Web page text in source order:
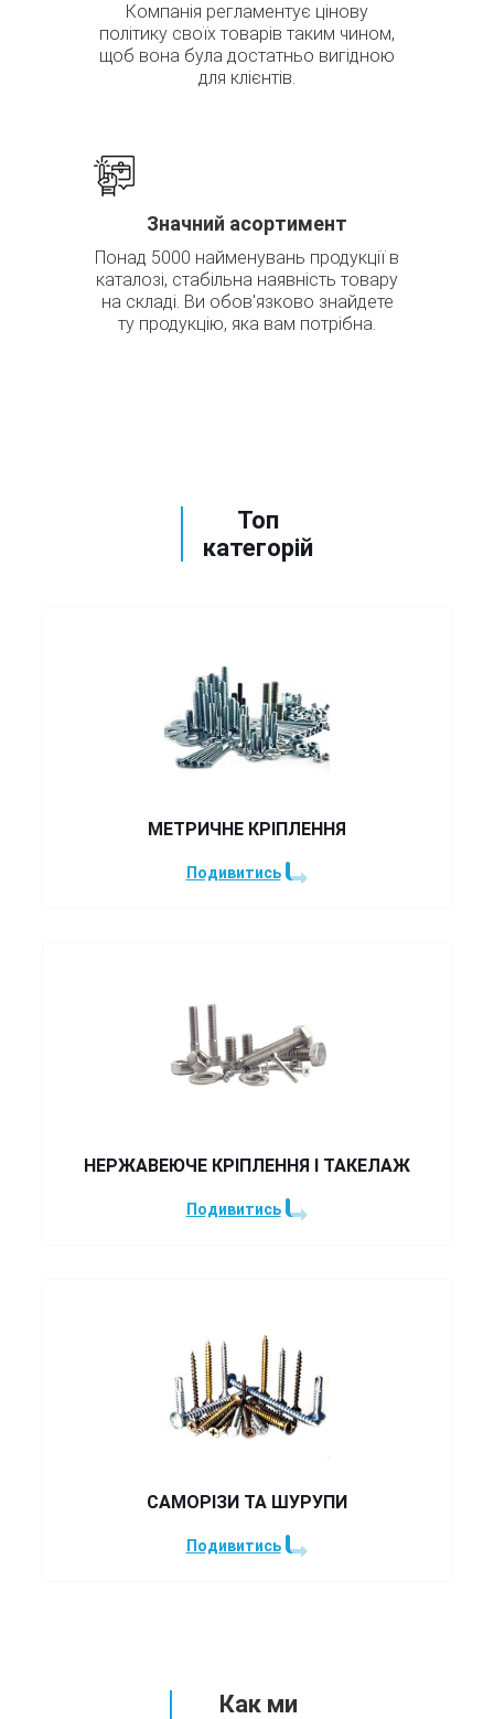
Компанія регламентує цінову
політику своїх товарів таким чином,
щоб вона була достатньо вигідною
для клієнтів.
Значний асортимент
Понад 5000 найменувань продукції в
каталозі, стабільна наявність товару
на складі. Ви обов'язково знайдете
ту продукцію, яка вам потрібна.
Топ
категорій
МЕТРИЧНЕ КРІПЛЕННЯ
Подивитись
НЕРЖАВЕЮЧЕ КРІПЛЕННЯ І ТАКЕЛАЖ
Подивитись
САМОРІЗИ ТА ШУРУПИ
Подивитись
Как ми